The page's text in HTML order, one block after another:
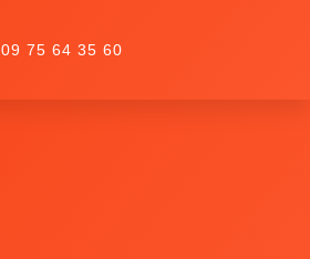
09 75 64 35 60